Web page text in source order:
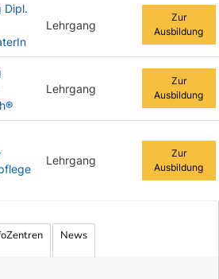
Dipl.
Lehrgang
Zur
Ausbildung
Lehrgang
Zur
Ausbildung
Lehrgang
Zur
Ausbildung
News